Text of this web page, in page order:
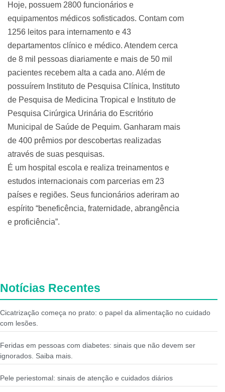
Hoje, possuem 2800 funcionários e
equipamentos médicos sofisticados. Contam com
1256 leitos para internamento e 43
departamentos clínico e médico. Atendem cerca
de 8 mil pessoas diariamente e mais de 50 mil
pacientes recebem alta a cada ano. Além de
possuírem Instituto de Pesquisa Clínica, Instituto
de Pesquisa de Medicina Tropical e Instituto de
Pesquisa Cirúrgica Urinária do Escritório
Municipal de Saúde de Pequim. Ganharam mais
de 400 prêmios por descobertas realizadas
através de suas pesquisas.
É um hospital escola e realiza treinamentos e
estudos internacionais com parcerias em 23
países e regiões. Seus funcionários aderiram ao
espírito “beneficência, fraternidade, abrangência
e proficiência”.
Notícias Recentes
Cicatrização começa no prato: o papel da alimentação no cuidado
com lesões.
Feridas em pessoas com diabetes: sinais que não devem ser
ignorados. Saiba mais.
Pele periestomal: sinais de atenção e cuidados diários